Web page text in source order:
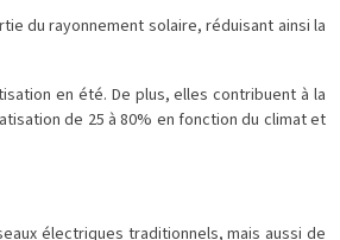
du rayonnement solaire, réduisant ainsi la
en été. De plus, elles contribuent à la
de 25 à 80% en fonction du climat et
électriques traditionnels, mais aussi de